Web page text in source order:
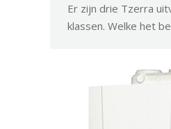
Er zijn drie Tzerra
klassen. Welke het